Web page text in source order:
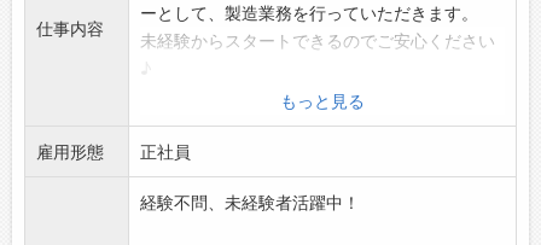
仕事内容
ーとして、製造業務を行っていただきます。
未経験からスタートできるのでご安心ください
【具体的な業務内容】
・射出成形機を操作してプラスチック製品製造
・金型の交換（クレーン使用）、樹脂材料の供
給
・新型量産製品の立ち上げ（成形条件の検討・
もっと見る
雇用形態 正社員
経験不問、未経験者活躍中！